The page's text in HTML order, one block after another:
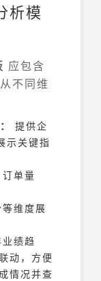
析模
应包含
不同维
提供企
示关键指
单量
维度展
绩趋
动，方便
情况并查